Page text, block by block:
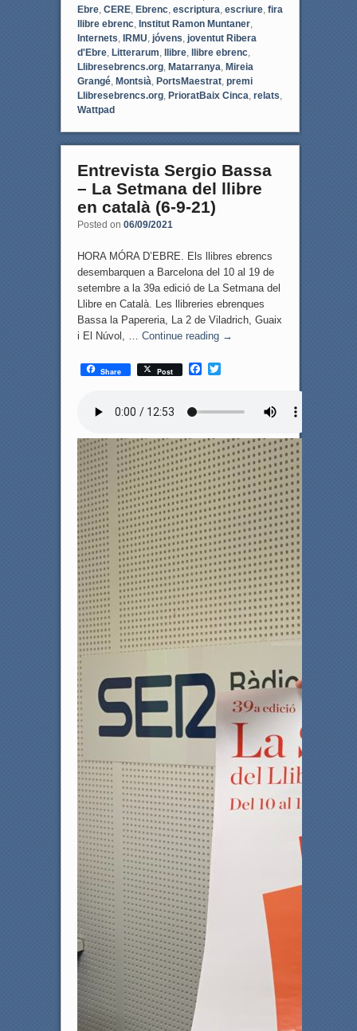
Ebre, CERE, Ebrenc, escriptura, escriure, fira
llibre ebrenc, Institut Ramon Muntaner,
Internets, IRMU, jóvens, joventut Ribera
d'Ebre, Litterarum, llibre, llibre ebrenc,
Llibresebrencs.org, Matarranya, Mireia
Grangé, Montsià, PortsMaestrat, premi
Llibresebrencs.org, PrioratBaix Cinca, relats,
Wattpad
Entrevista Sergio Bassa
– La Setmana del llibre
en català (6-9-21)
Posted on 06/09/2021
HORA MÓRA D’EBRE. Els llibres ebrencs
desembarquen a Barcelona del 10 al 19 de
setembre a la 39a edició de La Setmana del
Llibre en Català. Les llibreries ebrenques
Bassa la Papereria, La 2 de Viladrich, Guaix
i El Núvol, … Continue reading →
Share Post
F
o
k
T
r